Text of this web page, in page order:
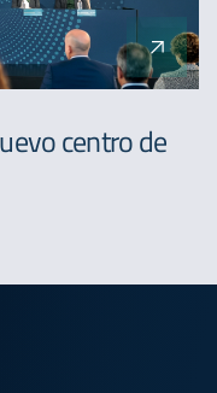
centro de